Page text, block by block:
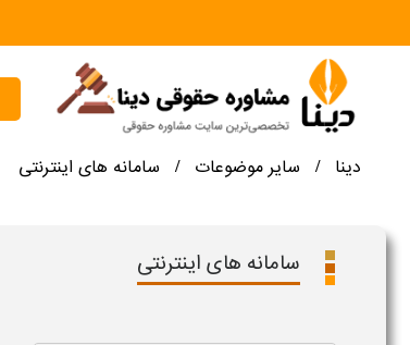
دینا / سایر موضوعات / سامانه های اینترنتی
سامانه های اینترنتی